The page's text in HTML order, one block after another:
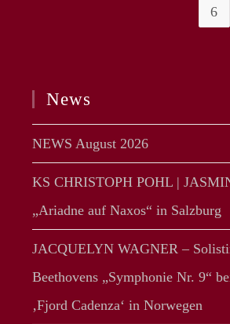
6
News
NEWS August 2026
KS CHRISTOPH POHL |
„Ariadne auf Naxos“ in Salzburg
JACQUELYN WAGNER –
Beethovens „Symphonie Nr. 9“
‚Fjord Cadenza‘ in Norwegen